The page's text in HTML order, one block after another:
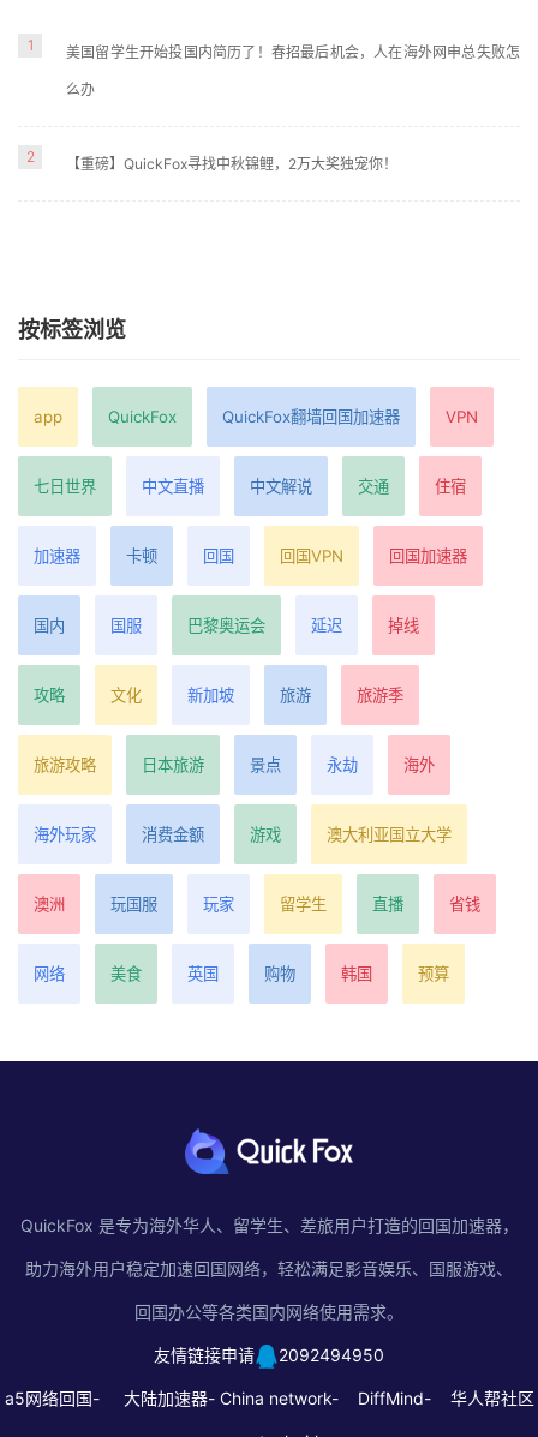
1 美国留学生开始投国内简历了！春招最后机会，人在海外网申总失败怎
么办
2 【重磅】QuickFox寻找中秋锦鲤，2万大奖独宠你！
按标签浏览
app QuickFox QuickFox翻墙回国加速器 VPN
七日世界 中文直播 中文解说 交通 住宿
加速器 卡顿 回国 回国VPN 回国加速器
国内 国服 巴黎奥运会 延迟 掉线
攻略 文化 新加坡 旅游 旅游季
旅游攻略 日本旅游 景点 永劫 海外
海外玩家 消费金额 游戏 澳大利亚国立大学
澳洲 玩国服 玩家 留学生 直播 省钱
网络 美食 英国 购物 韩国 预算
QuickFox 是专为海外华人、留学生、差旅用户打造的回国加速器，
助力海外用户稳定加速回国网络，轻松满足影音娱乐、国服游戏、
回国办公等各类国内网络使用需求。
友情链接申请 2092494950
a5网络回国- 大陆加速器- China network- DiffMind- 华人帮社区